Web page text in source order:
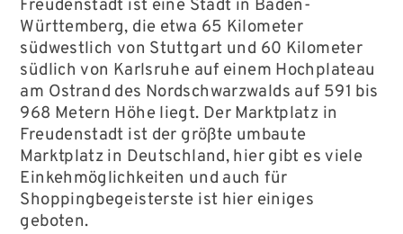
Freudenstadt ist eine Stadt in Baden-
Württemberg, die etwa 65 Kilometer
südwestlich von Stuttgart und 60 Kilometer
südlich von Karlsruhe auf einem Hochplateau
am Ostrand des Nordschwarzwalds auf 591 bis
968 Metern Höhe liegt. Der Marktplatz in
Freudenstadt ist der größte umbaute
Marktplatz in Deutschland, hier gibt es viele
Einkehmöglichkeiten und auch für
Shoppingbegeisterste ist hier einiges
geboten.